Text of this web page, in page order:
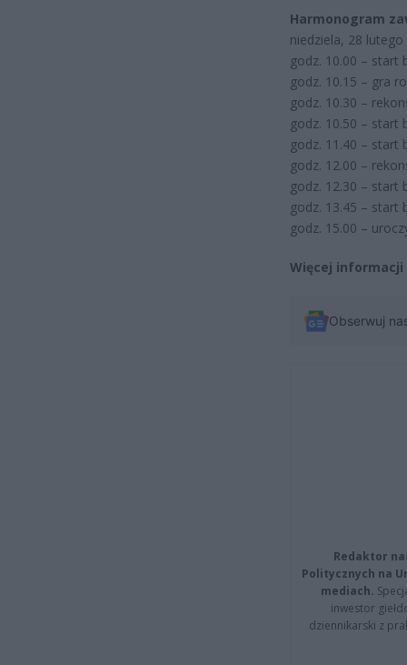
Harmonogram
niedziela, 28 lutego
godz. 10.00 – start
godz. 10.15 – gra
godz. 10.30 –
godz. 10.50 – start
godz. 11.40 –
godz. 12.00 –
godz. 12.30 – start
godz. 13.45 – start
godz. 15.00 –
Więcej
Obserwuj
Redaktor
Politycznych na
mediach.
inwestor
dziennikarski z